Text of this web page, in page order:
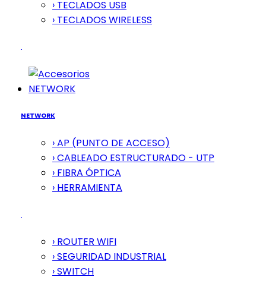
› TECLADOS USB
› TECLADOS WIRELESS
NETWORK
NETWORK
› AP (PUNTO DE ACCESO)
› CABLEADO ESTRUCTURADO - UTP
› FIBRA ÓPTICA
› HERRAMIENTA
› ROUTER WIFI
› SEGURIDAD INDUSTRIAL
› SWITCH